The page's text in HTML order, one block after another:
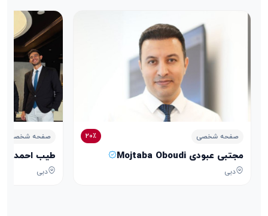
صفحه شخصی 20٪
مجتبی عبودی Mojtaba Oboudi
دبی
صفحه شخصی
طیب احمدی Tayeb Ahmadi
دبی